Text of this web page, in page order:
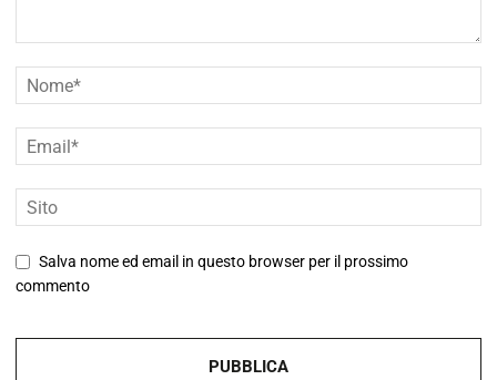
Salva nome ed email in questo browser per il prossimo
commento